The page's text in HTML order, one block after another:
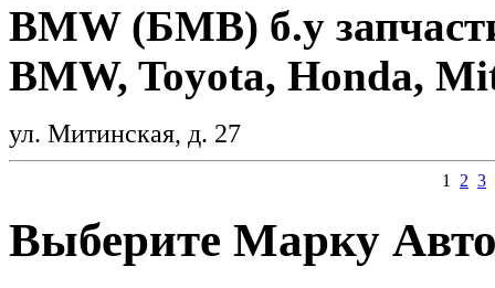
BMW (БМВ) б.у
BMW, Toyota, Honda,
ул. Митинская, д. 27
1 2 3
Выберите Марку